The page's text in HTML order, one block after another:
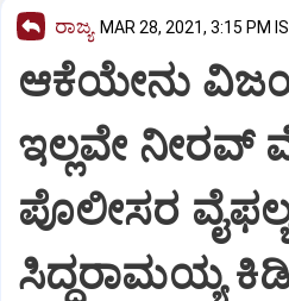
ರಾಜ್ಯ MAR 28, 2021, 3:15 PM
ಆಕೆಯೇನು
ಇಲ್ಲವೇ
ಪೊಲೀಸರ
ಸಿದ್ದರಾಮಯ್ಯ